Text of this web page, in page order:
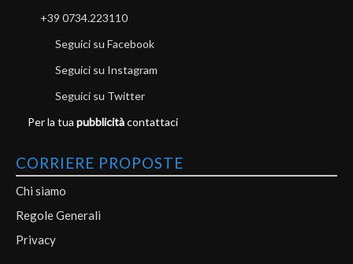
+39 0734.223110
Seguici su Facebook
Seguici su Instagram
Seguici su Twitter
Per la tua pubblicitàcontattaci
CORRIERE PROPOSTE
Chi siamo
Regole Generali
Privacy